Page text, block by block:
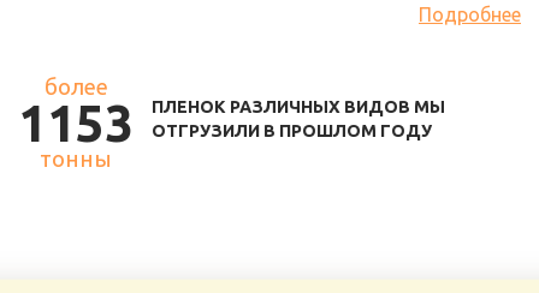
Подробнее
более
1153
тонны
ПЛЕНОК РАЗЛИЧНЫХ ВИДОВ МЫ
ОТГРУЗИЛИ В ПРОШЛОМ ГОДУ